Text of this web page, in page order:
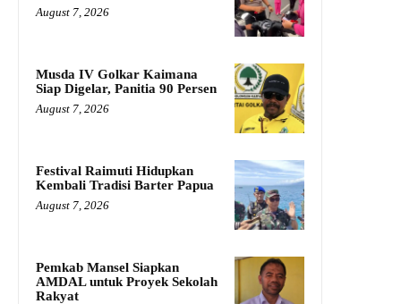
August 7, 2026
Musda IV Golkar Kaimana
Siap Digelar, Panitia 90 Persen
August 7, 2026
Festival Raimuti Hidupkan
Kembali Tradisi Barter Papua
August 7, 2026
Pemkab Mansel Siapkan
AMDAL untuk Proyek Sekolah
Rakyat